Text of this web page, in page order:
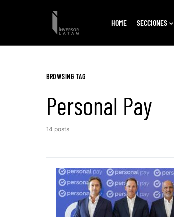
HOME SECCIONES
BROWSING TAG
Personal Pay
14 posts